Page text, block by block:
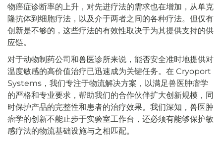
物癌症诊断率的上升，对先进疗法的需求也在增加，从单克
隆抗体到细胞疗法，以及介于两者之间的各种疗法。但仅有
创新是不够的，这些疗法的有效性取决于为其提供支持的供
应链。
对于动物制药公司和兽医诊所来说，能否安全准时地提供对
温度敏感的高价值治疗已迅速成为关键任务。在 Cryoport
Systems，我们专注于物流解决方案，以满足兽医肿瘤学
的严格和专业要求，帮助我们的合作伙伴扩大创新规模，同
时保护产品的完整性和患者的治疗效果。我们深知，兽医肿
瘤学的创新不能止步于实验室工作台，还必须有能够保护敏
感疗法的物流基础设施与之相匹配。